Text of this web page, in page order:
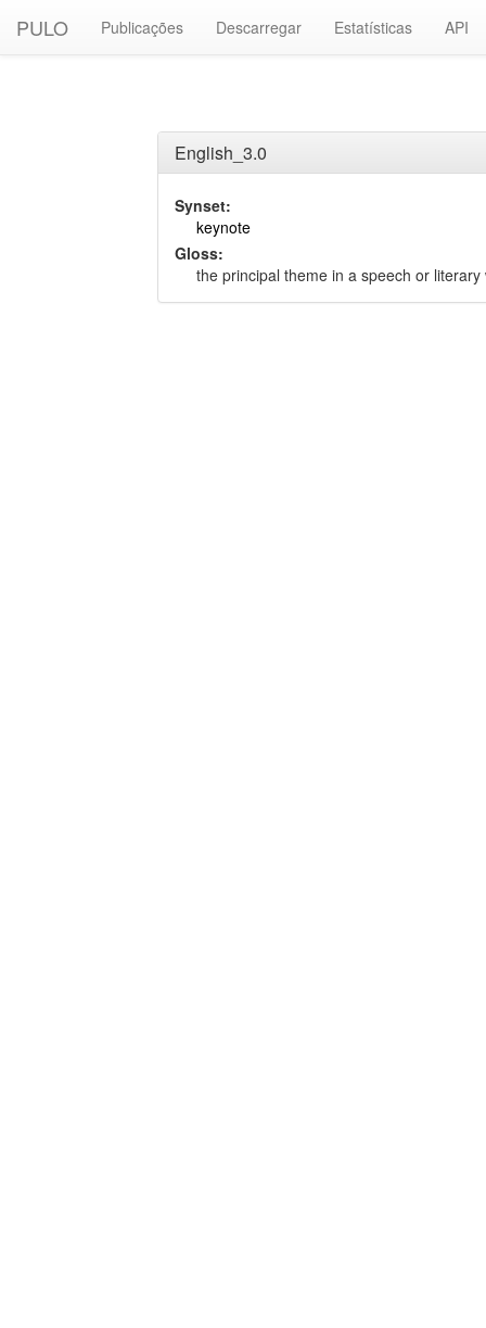
PULO Publicações Descarregar Estatísticas API
English_3.0
Synset:
keynote
Gloss:
the principal theme in a speech or literary